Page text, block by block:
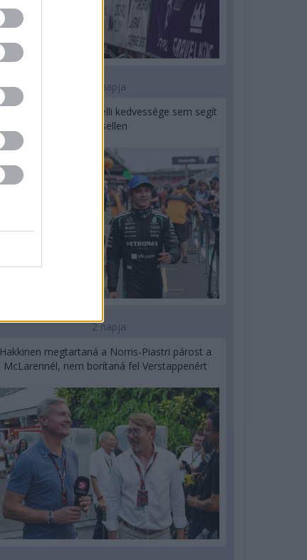
1 napja
Montoya szerint Antonelli kedvessége sem segít
Russellen
2 napja
Hakkinen megtartaná a Norris-Piastri párost a
McLarennél, nem borítaná fel Verstappenért